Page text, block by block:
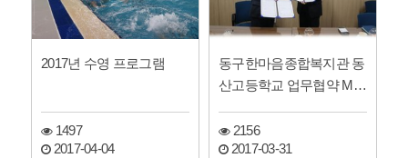
2017년 수영 프로그램
1497
2017-04-04
동구한마음종합복지관 동
산고등학교 업무협약 MO
2156
2017-03-31